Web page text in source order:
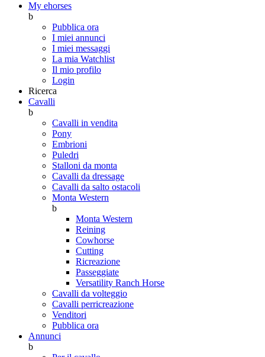
My ehorses
b
Pubblica ora
I miei annunci
I miei messaggi
La mia Watchlist
Il mio profilo
Login
Ricerca
Cavalli
b
Cavalli in vendita
Pony
Embrioni
Puledri
Stalloni da monta
Cavalli da dressage
Cavalli da salto ostacoli
Monta Western
b
Monta Western
Reining
Cowhorse
Cutting
Ricreazione
Passeggiate
Versatility Ranch Horse
Cavalli da volteggio
Cavalli perricreazione
Venditori
Pubblica ora
Annunci
b